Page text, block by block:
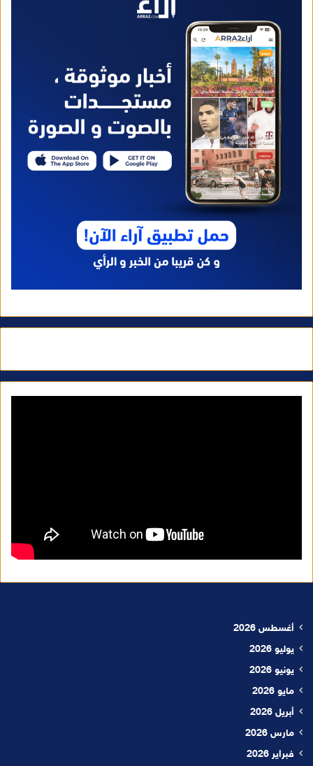
أغسطس 2026
يوليو 2026
يونيو 2026
مايو 2026
أبريل 2026
مارس 2026
فبراير 2026